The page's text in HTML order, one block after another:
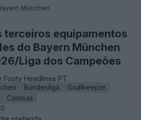
München
terceiros equipamentos
do Bayern München
Liga dos Campeões
Footy Headlines PT
Bundesliga
Goalkeeper
Camisas
0